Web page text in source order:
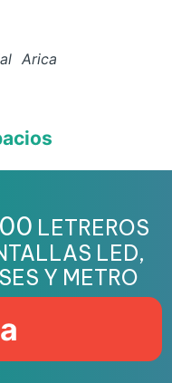
Arica
LETREROS
LED,
Y METRO